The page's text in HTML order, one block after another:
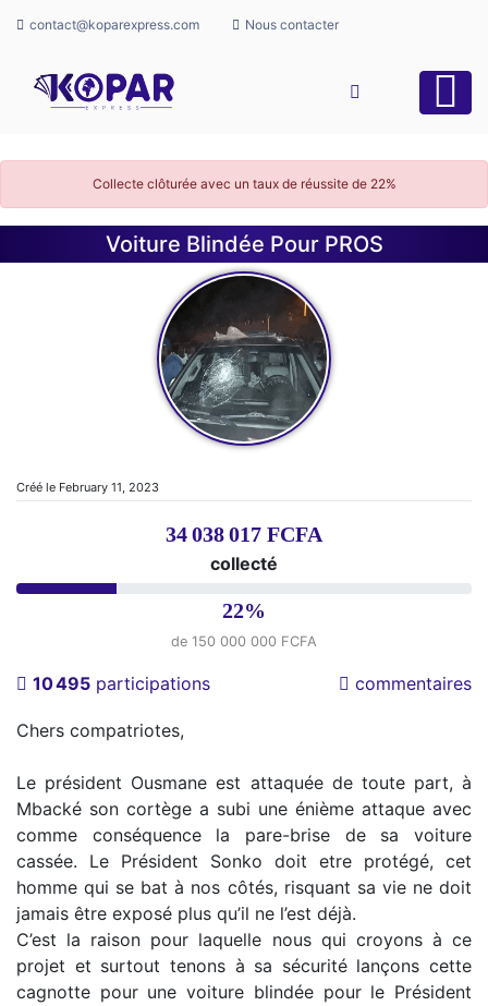
contact@koparexpress.com Nous contacter
Collecte clôturée avec un taux de réussite de 22%
Voiture Blindée Pour PROS
Créé le February 11, 2023
34 038 017 FCFA
collecté
22%
de 150 000 000 FCFA
10 495 participations commentaires
Chers compatriotes,
Le président Ousmane est attaquée de toute part, à
Mbacké son cortège a subi une énième attaque avec
comme conséquence la pare-brise de sa voiture
cassée. Le Président Sonko doit etre protégé, cet
homme qui se bat à nos côtés, risquant sa vie ne doit
jamais être exposé plus qu’il ne l’est déjà.
C’est la raison pour laquelle nous qui croyons à ce
projet et surtout tenons à sa sécurité lançons cette
cagnotte pour une voiture blindée pour le Président